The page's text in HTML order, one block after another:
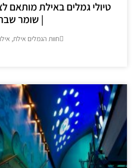
גמלים באילת מותאם לציבור
| שומר שבת
חוות הגמלים אילת, אילת, ישראל